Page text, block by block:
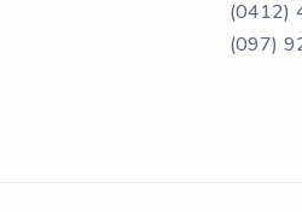
(0412)
(097)